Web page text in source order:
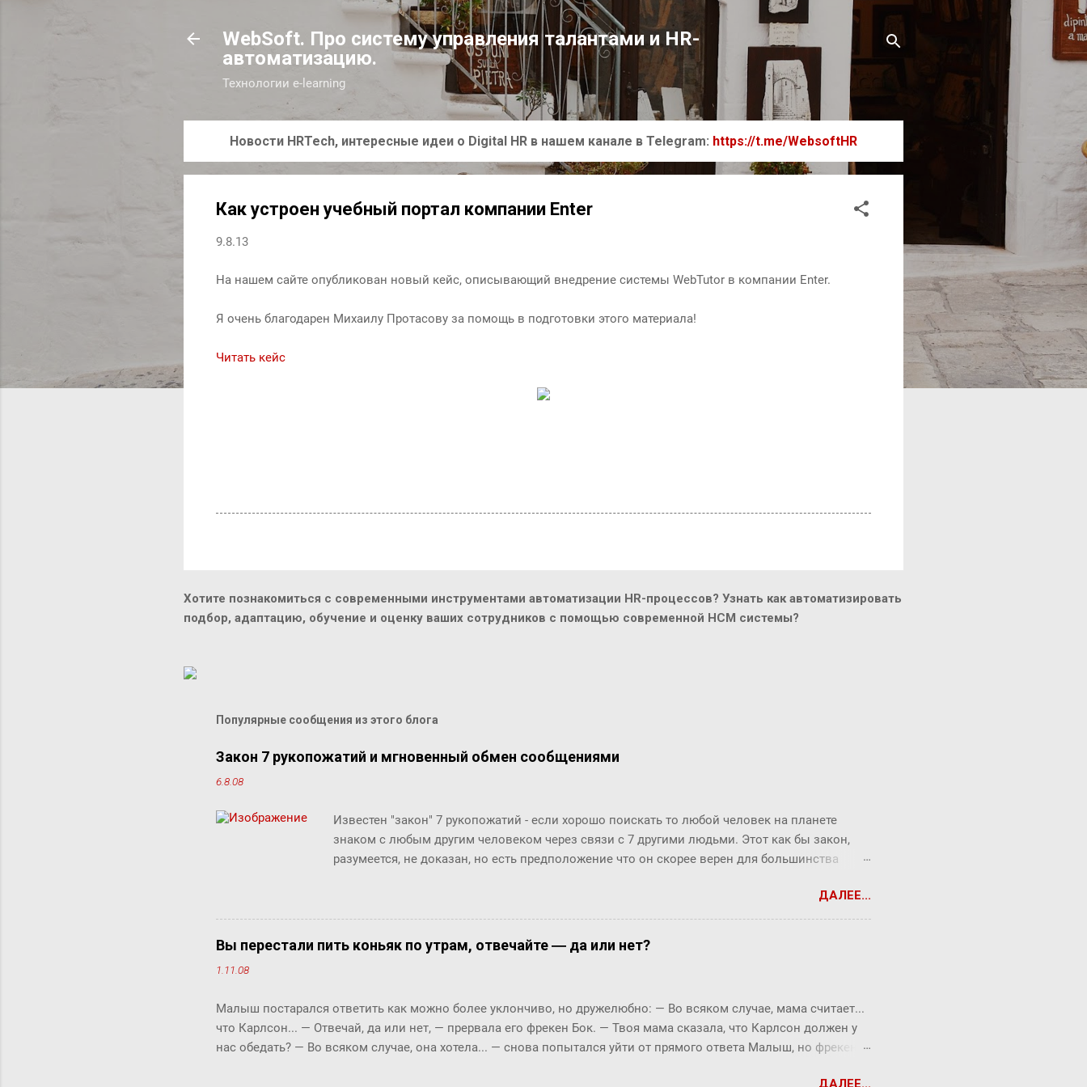
К основному контенту
WebSoft. Про систему управления талантами и HR-
автоматизацию.
Технологии e-learning
Новости HRTech, интересные идеи о Digital HR в нашем канале в Telegram: https://t.me/WebsoftHR
Как устроен учебный портал компании Enter
9.8.13
На нашем сайте опубликован новый кейс, описывающий внедрение системы WebTutor в компании Enter.
Я очень благодарен Михаилу Протасову за помощь в подготовки этого материала!
Читать кейс
Хотите познакомиться с современными инструментами автоматизации HR-процессов? Узнать как автоматизировать
подбор, адаптацию, обучение и оценку ваших сотрудников с помощью современной HCM системы?
Популярные сообщения из этого блога
Закон 7 рукопожатий и мгновенный обмен сообщениями
6.8.08
Известен "закон" 7 рукопожатий - если хорошо поискать то любой человек на планете
знаком с любым другим человеком через связи с 7 другими людьми. Этот как бы закон,
разумеется, не доказан, но есть предположение что он скорее верен для большинства
"сжиматься" за счет технологий (интернет, авиаперелеты и т.п.). Этот закон ребята из
Microsofr Research решили проверить на пользователях Microsoft Messenger (180
миллионов) и базе из их 30 миллиардов сообщений (начиная с 2006 года). Знакомыми
считали двух людей, хотя бы раз обменявшихся сообщениями в чате. Окзалось, что средняя
коммуникации с экспертами, т.к. получается, что все богатства мира (знания) всего в 6
кликах от нас, нужно только их как-то найти... Информаци...
ДАЛЕЕ...
Вы перестали пить коньяк по утрам, отвечайте ― да или нет?
1.11.08
Малыш постарался ответить как можно более уклончиво, но дружелюбно: ― Во всяком случае, мама считает...
что Карлсон... ― Отвечай, да или нет, ― прервала его фрекен Бок. ― Твоя мама сказала, что Карлсон должен у
нас обедать? ― Во всяком случае, она хотела... ― снова попытался уйти от прямого ответа Малыш, но фрекен
ДАЛЕЕ...